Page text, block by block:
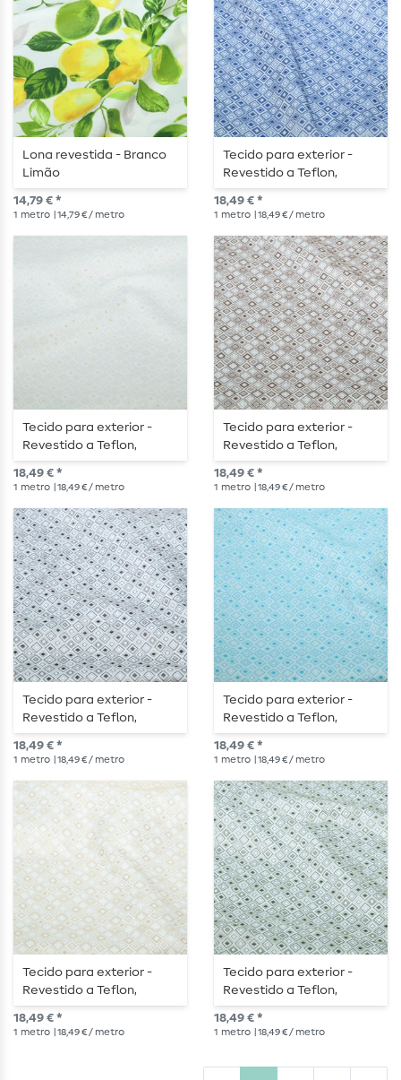
Lona revestida - Branco
Limão
14,79 € *
1 metro | 14,79 € / metro
Tecido para exterior -
Revestido a Teflon,
padrão jacquard com
quadrados, cor cru e azul
18,49 € *
1 metro | 18,49 € / metro
Tecido para exterior -
Revestido a Teflon,
quadrados, cru e bege
18,49 € *
1 metro | 18,49 € / metro
Tecido para exterior -
Revestido a Teflon,
quadrados, cru e
castanho
18,49 € *
1 metro | 18,49 € / metro
Tecido para exterior -
Revestido a Teflon,
quadrados em jacquard,
cru e preto
18,49 € *
1 metro | 18,49 € / metro
Tecido para exterior -
Revestido a Teflon,
quadrados em jacquard,
cru e turquesa
18,49 € *
1 metro | 18,49 € / metro
Tecido para exterior -
Revestido a Teflon,
quadrados em jacquard,
cor crua e areia
18,49 € *
1 metro | 18,49 € / metro
Tecido para exterior -
Revestido a Teflon,
quadrados em jacquard,
cru e verde
18,49 € *
1 metro | 18,49 € / metro